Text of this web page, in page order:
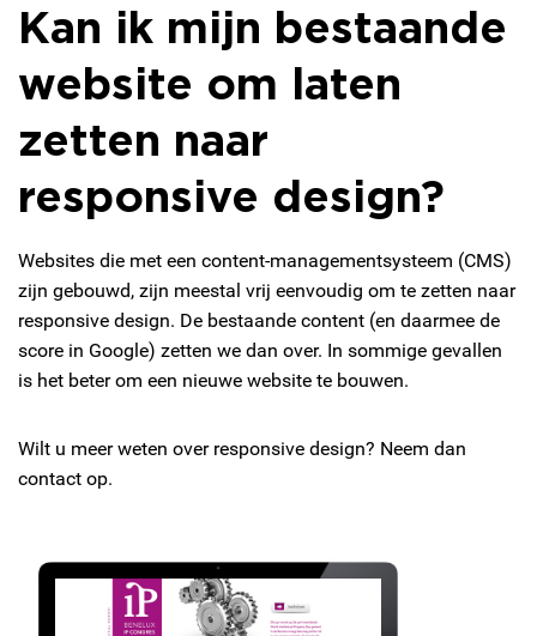
Kan ik mijn bestaande
website om laten
zetten naar
responsive design?
Websites die met een content-managementsysteem (CMS)
zijn gebouwd, zijn meestal vrij eenvoudig om te zetten naar
responsive design. De bestaande content (en daarmee de
score in Google) zetten we dan over. In sommige gevallen
is het beter om een nieuwe website te bouwen.
Wilt u meer weten over responsive design? Neem dan
contact op.